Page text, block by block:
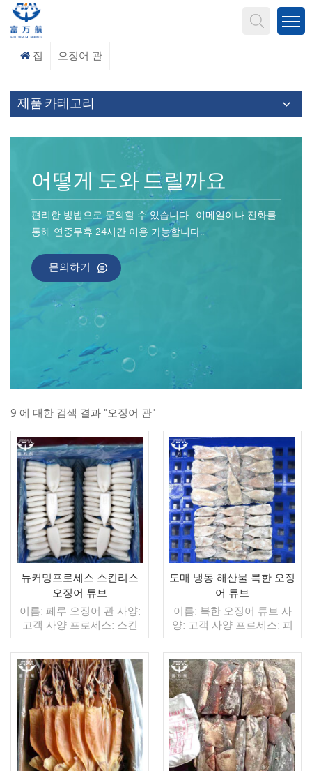
집 오징어 관
제품 카테고리
어떻게 도와 드릴까요
편리한 방법으로 문의할 수 있습니다.. 이메일이나 전화를
통해 연중무휴 24시간 이용 가능합니다..
문의하기
9 에 대한 검색 결과 "오징어 관"
뉴커밍프로세스 스킨리스
오징어 튜브
이름: 페루 오징어 관 사양:
고객 사양 프로세스: 스킨
오프, 희게 글레이징: IQF
40%(맞춤형) 포장: 1kg / 가
방, 10kg / 짠 가방 (맞춤형)
판매 모델: 도매/수출 최소.
주문: 20피트 컨테이너 / 40
피트 컨테이너 지불: 보자마
자 TT / С확인된 취소 불가
능한 LC 배송: 입금 확인 후
20일 이내 원산지: 중국 브
랜드: 푸 왕 행
더 읽기
도매 냉동 해산물 북한 오징
어 튜브
이름: 북한 오징어 튜브 사
양: 고객 사양 프로세스: 피
부에 유약: BQF 40%(맞춤
형) 포장: 1kg / 가방, 10kg /
짠 가방 (맞춤형) 판매 모델:
도매/수출 min. 주문: 20피
트 컨테이너 / 40피트 컨테
이너 지불: 보자마자 TT / С
확인된 취소 불가능한 LC
배송: 입금 확인 후 20일 이
내 원산지: 중국 브랜드: 푸
왕 행
더 읽기